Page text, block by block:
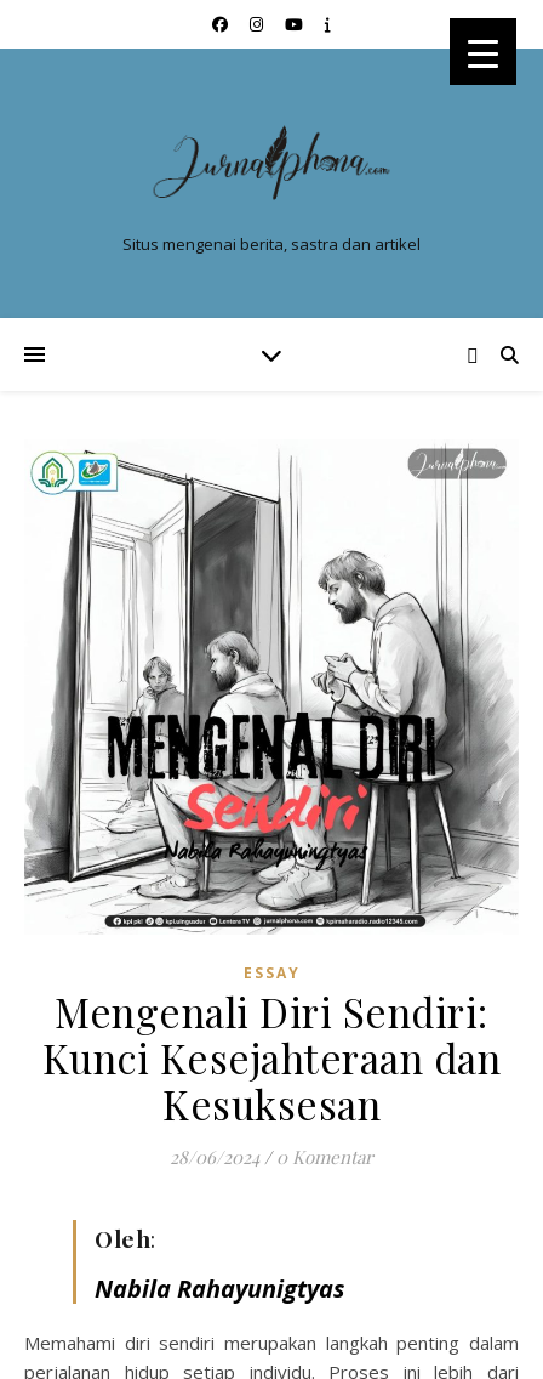
Situs mengenai berita, sastra dan artikel
ESSAY
Mengenali Diri Sendiri:
Kunci Kesejahteraan dan
Kesuksesan
28/06/2024 / 0 Komentar
Oleh:
Nabila Rahayunigtyas
Memahami diri sendiri merupakan langkah penting dalam
perjalanan hidup setiap individu. Proses ini lebih dari